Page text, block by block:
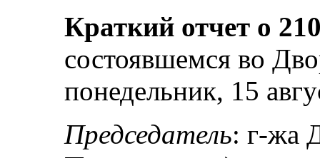
Краткий отчет о
состоявшемся во
понедельник, 15
Председатель: г-жа